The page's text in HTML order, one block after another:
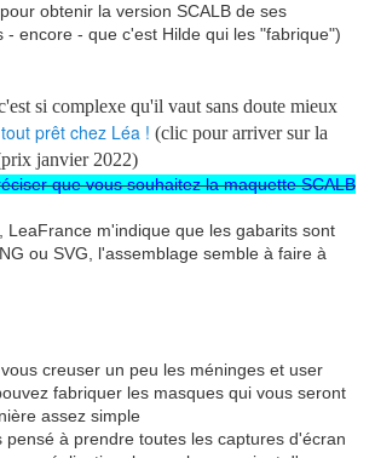
obtenir la version SCALB de ses
encore - que c'est Hilde qui les "fabrique")
si complexe qu'il vaut sans doute mieux
prêt chez Léa ! (clic pour arriver sur la
janvier 2022)
que vous souhaitez la maquette SCALB
LeaFrance m'indique que les gabarits sont
ou SVG, l'assemblage semble à faire à
creuser un peu les méninges et user
fabriquer les masques qui vous seront
assez simple
pensé à prendre toutes les captures d'écran